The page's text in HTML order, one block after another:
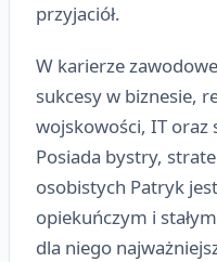
przyjaciół.
W karierze
sukcesy w biznesie,
wojskowości, IT
Posiada bystry,
osobistych Patryk
opiekuńczym i
dla niego